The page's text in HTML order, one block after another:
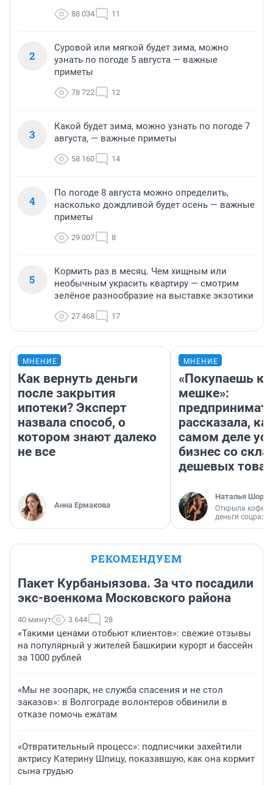
88 034 11
2
Суровой или мягкой будет зима, можно
узнать по погоде 5 августа — важные
приметы
78 722 12
3
Какой будет зима, можно узнать по погоде 7
августа, — важные приметы
58 160 14
4
По погоде 8 августа можно определить,
насколько дождливой будет осень — важные
приметы
29 007 8
5
Кормить раз в месяц. Чем хищным или
необычным украсить квартиру — смотрим
зелёное разнообразие на выставке экзотики
27 468 17
МНЕНИЕ
Как вернуть деньги
после закрытия
ипотеки? Эксперт
назвала способ, о
котором знают далеко
не все
Анна Ермакова
МНЕНИЕ
«Покупаешь
мешке»:
рассказала,
самом деле
бизнес со
дешевых
Наталья
Открыла
деньги
РЕКОМЕНДУЕМ
Пакет Курбаныязова. За что посадили
экс-военкома Московского района
40 минут 3 644 28
«Такими ценами отобьют клиентов»: свежие отзывы
на популярный у жителей Башкирии курорт и бассейн
за 1000 рублей
«Мы не зоопарк, не служба спасения и не стол
заказов»: в Волгограде волонтеров обвинили в
отказе помочь ежатам
«Отвратительный процесс»: подписчики захейтили
актрису Катерину Шпицу, показавшую, как она кормит
сына грудью